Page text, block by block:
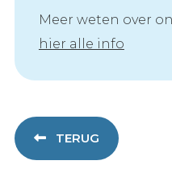
Meer weten over
hier alle info
TERUG